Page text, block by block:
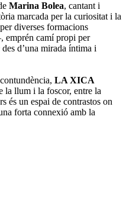
Marina Bolea, cantant i
marcada per la curiositat i la
diverses formacions
camí propi per
d’una mirada íntima i
LA XICA
la llum i la foscor, entre la
és un espai de contrastos on
forta connexió amb la